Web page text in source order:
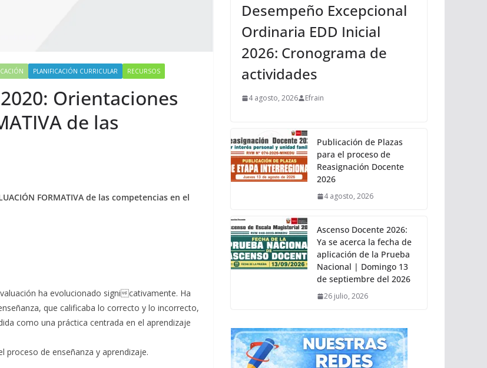
PLANIFICACIÓN CURRICULAR RECURSOS
2020: Orientaciones
de las
FORMATIVA de las competencias en el
ha evolucionado signicativamente. Ha
que calificaba lo correcto y lo incorrecto,
como una práctica centrada en el aprendizaje
de enseñanza y aprendizaje.
Desempeño Excepcional
Ordinaria EDD Inicial
2026: Cronograma de
actividades
4 agosto, 2026 Efrain
Publicación de Plazas
para el proceso de
Reasignación Docente
2026
4 agosto, 2026
Ascenso Docente 2026:
Ya se acerca la fecha de
aplicación de la Prueba
Nacional | Domingo 13
de septiembre del 2026
26 julio, 2026